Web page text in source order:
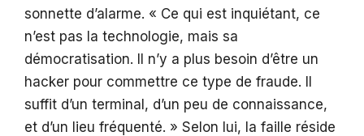
sonnette d’alarme. « Ce qui est inquiétant, ce
n’est pas la technologie, mais sa
démocratisation. Il n’y a plus besoin d’être un
hacker pour commettre ce type de fraude. Il
suffit d’un terminal, d’un peu de connaissance,
et d’un lieu fréquenté. » Selon lui, la faille réside